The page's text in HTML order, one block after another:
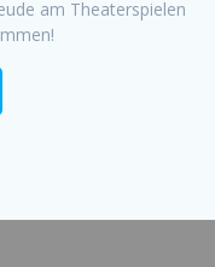
am Theaterspielen